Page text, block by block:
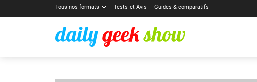
Tous nos formats Tests et Avis Guides & comparatifs